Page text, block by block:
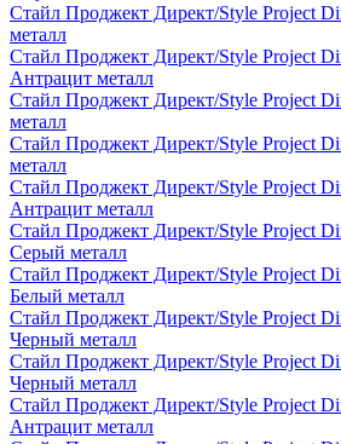
Стайл Проджект Директ/Style Project
металл
Стайл Проджект Директ/Style Project
Антрацит металл
Стайл Проджект Директ/Style Project
металл
Стайл Проджект Директ/Style Project
металл
Стайл Проджект Директ/Style Project
Антрацит металл
Стайл Проджект Директ/Style Project
Серый металл
Стайл Проджект Директ/Style Project
Белый металл
Стайл Проджект Директ/Style Project
Черный металл
Стайл Проджект Директ/Style Project
Черный металл
Стайл Проджект Директ/Style Project
Антрацит металл